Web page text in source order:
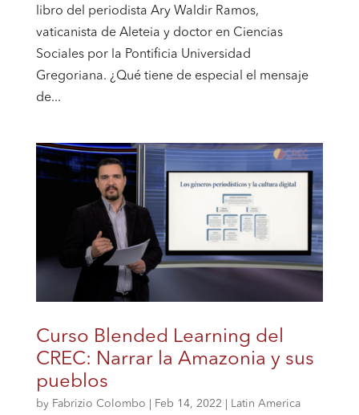
libro del periodista Ary Waldir Ramos,
vaticanista de Aleteia y doctor en Ciencias
Sociales por la Pontificia Universidad
Gregoriana. ¿Qué tiene de especial el mensaje
de...
Curso Blended Learning del
CREC: Narrar la Amazonia y sus
pueblos
by Fabrizio Colombo Feb 14, 2022 Latin America